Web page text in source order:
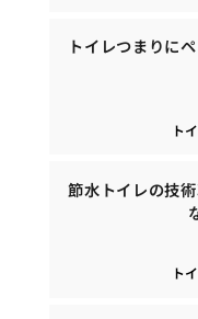
トイレつまりに
ト
節水トイレの技
ト